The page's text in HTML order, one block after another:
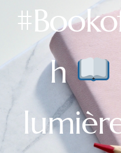
h